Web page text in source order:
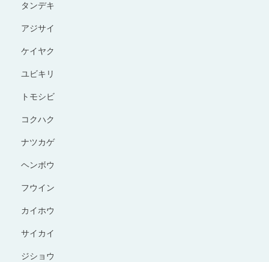
タンデキ
アジサイ
ケイヤク
ユビキリ
トモシビ
コクハク
ナツカゲ
ヘンボウ
フウイン
カイホウ
サイカイ
ジショウ